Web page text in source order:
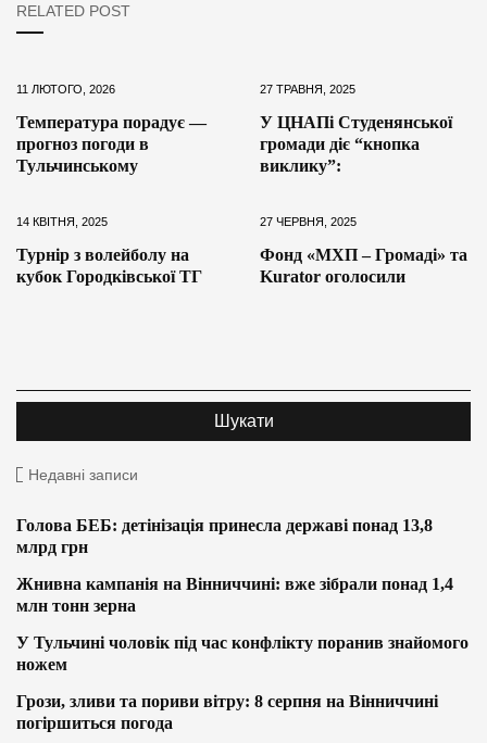
RELATED POST
11 ЛЮТОГО, 2026
Температура порадує —
прогноз погоди в
Тульчинському
27 ТРАВНЯ, 2025
У ЦНАПі Студенянської
громади діє “кнопка
виклику”:
14 КВІТНЯ, 2025
Турнір з волейболу на
кубок Городківської ТГ
27 ЧЕРВНЯ, 2025
Фонд «МХП – Громаді» та
Kurator оголосили
Недавні записи
Голова БЕБ: детінізація принесла державі понад 13,8
млрд грн
Жнивна кампанія на Вінниччині: вже зібрали понад 1,4
млн тонн зерна
У Тульчині чоловік під час конфлікту поранив знайомого
ножем
Грози, зливи та пориви вітру: 8 серпня на Вінниччині
погіршиться погода